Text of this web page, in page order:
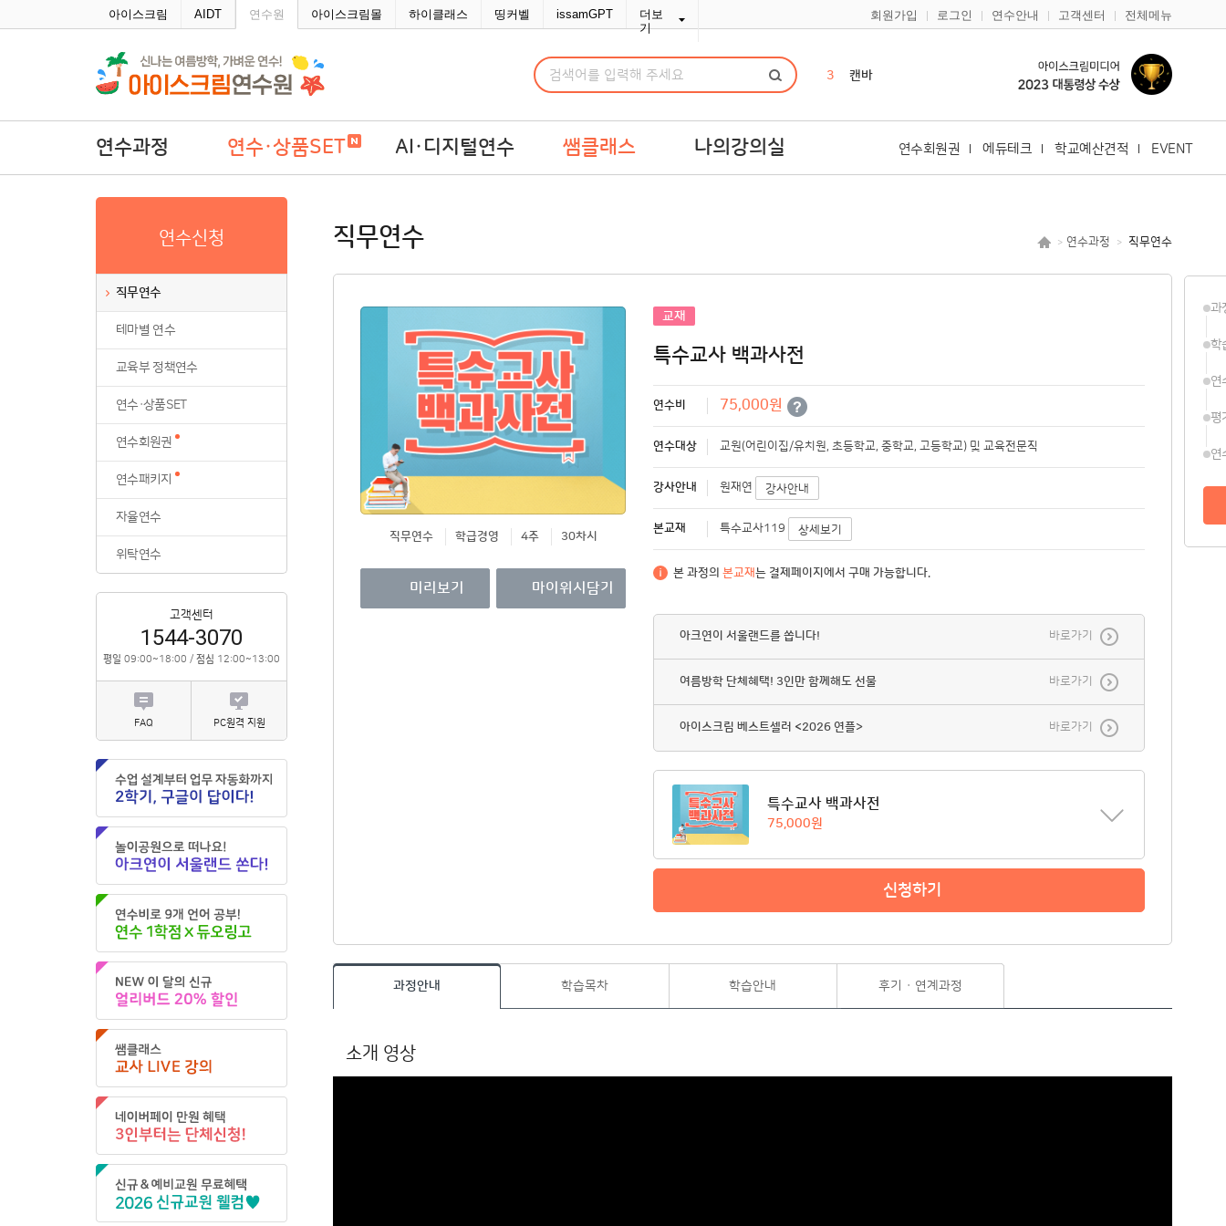
아이스크림 AIDT 연수원 아이스크림몰 하이클래스 띵커벨 issamGPT
더보
기
회원가입 로그인 연수안내 고객센터 전체메뉴
영어
4
듀오링고
1
한국사
연수과정
테마별 연수
교육부 정책연수
연수·상품SET
연수회원권
연수패키지
자율연수
위탁연수
연수·상품SET AI·디지털연수
학교맞춤 예산견적
쌤클래스
쌤바이브
나의강의실
연수변경/취소
단체신청관리
나의문의함
포인트/쿠폰
영수증/이수증
개인정보관리
MY회원권/패키지
연수회원권 에듀테크 학교예산견적 EVENT
연수신청
직무연수
테마별 연수
교육부 정책연수
연수·상품SET
연수회원권
연수패키지
자율연수
위탁연수
고객센터
1544-3070
평일 09:00~18:00 / 점심 12:00~13:00
FAQ PC원격 지원
과
학
연
평
연
직무연수 > 연수과정 > 직무연수
교재
특수교사 백과사전
연수비 75,000원
연수대상 교원(어린이집/유치원, 초등학교, 중학교, 고등학교) 및 교육전문직
강사안내 원재연 강사안내
본교재 특수교사119 상세보기
본 과정의 본교재는 결제페이지에서 구매 가능합니다.
아크연이 서울랜드를 쏩니다! 바로가기
여름방학 단체혜택! 3인만 함께해도 선물 바로가기
아이스크림 베스트셀러 <2026 연플> 바로가기
특수교사 백과사전
75,000원
신청하기
직무연수 학급경영 4주 30차시
미리보기 마이위시담기
과정안내 학습목차 학습안내 후기 · 연계과정
소개 영상